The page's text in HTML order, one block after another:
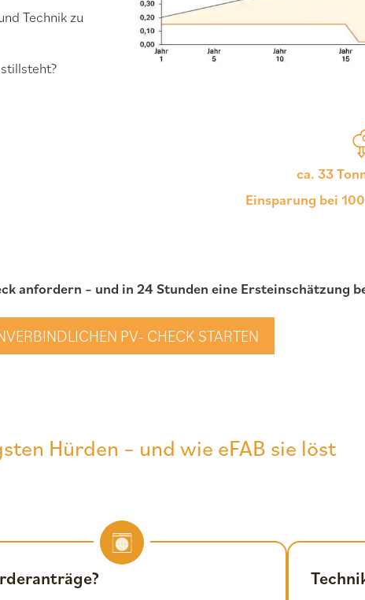
Technik zu
ca. 33
Einsparung bei
anfordern – und in 24 Stunden eine Ersteinschätzung
PV- CHECK STARTEN
Hürden – und wie eFAB sie löst